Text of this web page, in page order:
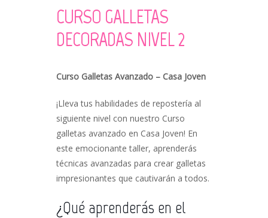
CURSO GALLETAS
DECORADAS NIVEL 2
Curso Galletas Avanzado – Casa Joven
¡Lleva tus habilidades de repostería al
siguiente nivel con nuestro Curso
galletas avanzado en Casa Joven! En
este emocionante taller, aprenderás
técnicas avanzadas para crear galletas
impresionantes que cautivarán a todos.
¿Qué aprenderás en el